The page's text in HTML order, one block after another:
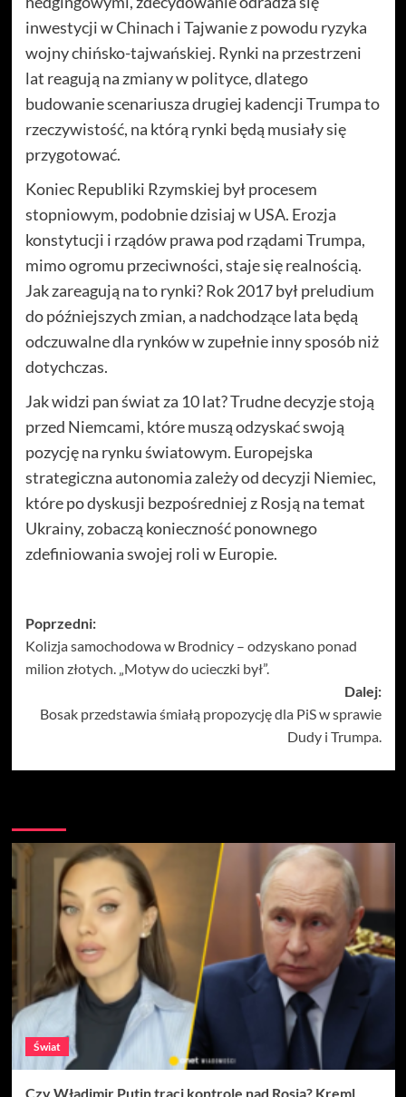
inwestycji w Chinach i Tajwanie z powodu ryzyka
wojny chińsko-tajwańskiej. Rynki na przestrzeni
lat reagują na zmiany w polityce, dlatego
budowanie scenariusza drugiej kadencji Trumpa to
rzeczywistość, na którą rynki będą musiały się
przygotować.
Koniec Republiki Rzymskiej był procesem
stopniowym, podobnie dzisiaj w USA. Erozja
konstytucji i rządów prawa pod rządami Trumpa,
mimo ogromu przeciwności, staje się realnością.
Jak zareagują na to rynki? Rok 2017 był preludium
do późniejszych zmian, a nadchodzące lata będą
odczuwalne dla rynków w zupełnie inny sposób niż
dotychczas.
Jak widzi pan świat za 10 lat? Trudne decyzje stoją
przed Niemcami, które muszą odzyskać swoją
pozycję na rynku światowym. Europejska
strategiczna autonomia zależy od decyzji Niemiec,
które po dyskusji bezpośredniej z Rosją na temat
Ukrainy, zobaczą konieczność ponownego
zdefiniowania swojej roli w Europie.
Zobacz
wpisy
Poprzedni:
Kolizja samochodowa w Brodnicy – odzyskano ponad
milion złotych. „Motyw do ucieczki był”.
Dalej:
Bosak przedstawia śmiałą propozycję dla PiS w sprawie
Dudy i Trumpa.
Świat
Czy Władimir Putin traci kontrolę nad Rosją? Kreml